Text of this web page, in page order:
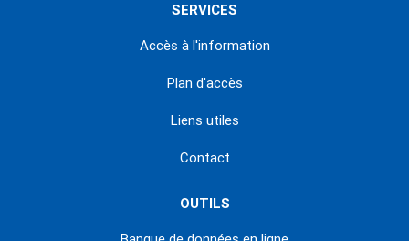
SERVICES
Accès à l'information
Plan d'accès
Liens utiles
Contact
OUTILS